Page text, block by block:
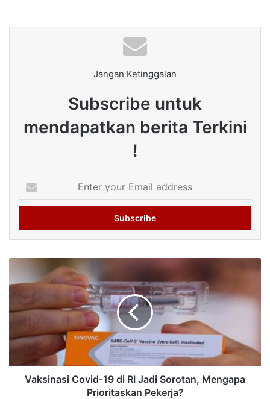
Jangan Ketinggalan
Subscribe untuk
mendapatkan berita Terkini
!
your
Email
Vaksinasi Covid-19 di RI Jadi Sorotan, Mengapa
Prioritaskan Pekerja?